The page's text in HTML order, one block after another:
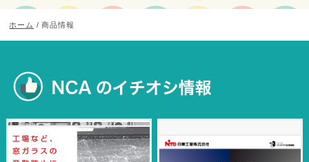
ホーム / 商品情報